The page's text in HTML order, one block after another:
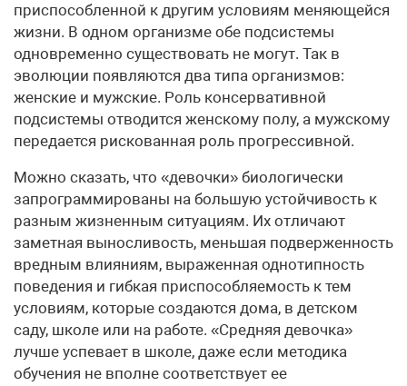
приспособленной к другим условиям меняющейся
жизни. В одном организме обе подсистемы
одновременно существовать не могут. Так в
эволюции появляются два типа организмов:
женские и мужские. Роль консервативной
подсистемы отводится женскому полу, а мужскому
передается рискованная роль прогрессивной.
Можно сказать, что «девочки» биологически
запрограммированы на большую устойчивость к
разным жизненным ситуациям. Их отличают
заметная выносливость, меньшая подверженность
вредным влияниям, выраженная однотипность
поведения и гибкая приспособляемость к тем
условиям, которые создаются дома, в детском
саду, школе или на работе. «Средняя девочка»
лучше успевает в школе, даже если методика
обучения не вполне соответствует ее